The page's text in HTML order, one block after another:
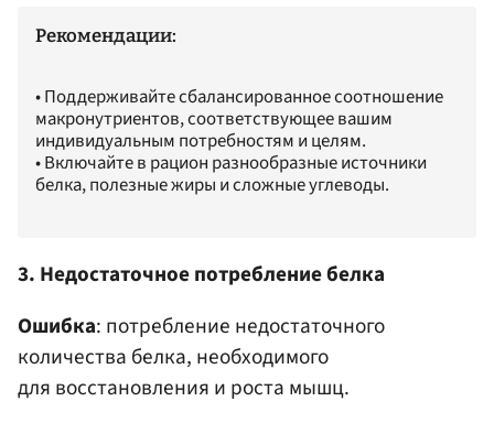
Рекомендации:
• Поддерживайте сбалансированное соотношение
макронутриентов, соответствующее вашим
индивидуальным потребностям и целям.
• Включайте в рацион разнообразные источники
белка, полезные жиры и сложные углеводы.​
3. Недостаточное потребление белка
Ошибка: потребление недостаточного
количества белка, необходимого
для восстановления и роста мышц.​